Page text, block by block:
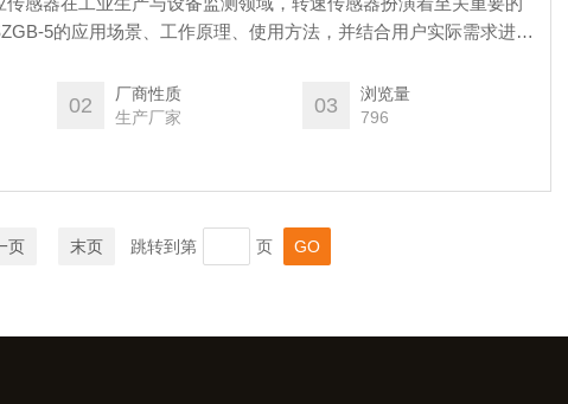
5的应用场景、工作原理、使用方法，并结合用户实际需求进行
02
厂商性质
生产厂家
03
浏览量
796
页 末页 跳转到第 页